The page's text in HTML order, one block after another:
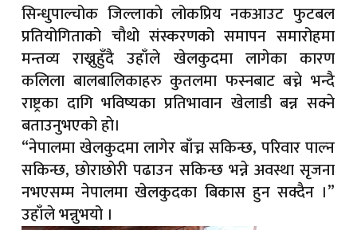
सिन्धुपाल्चोक जिल्लाकाे लोकप्रिय नकआउट फुटबल
प्रतियोगिताको चौथो संस्करणको समापन समारोहमा
मन्तव्य राख्नुहुँदै उहाँले खेलकुदमा लागेका कारण
कलिला बालबालिकाहरु कुतलमा फस्नबाट बच्ने भन्दै
राष्ट्रका दागि भविष्यका प्रतिभावान खेलाडी बन्न सक्ने
बताउनुभएको हाे।
“नेपालमा खेलकुदमा लागेर बाँच्न सकिन्छ, परिवार पाल्न
सकिन्छ, छाेराछाेरी पढाउन सकिन्छ भन्ने अवस्था सृजना
नभएसम्म नेपालमा खेलकुदका बिकास हुन सक्दैन ।”
उहाँले भन्नुभयो ।